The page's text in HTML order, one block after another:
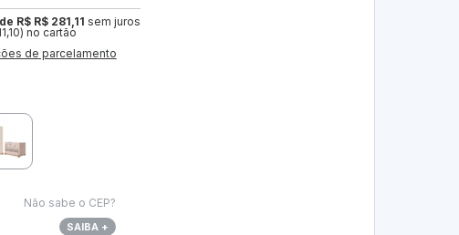
R$ R$ 281,11 sem juros
no cartão
de parcelamento
Não sabe o CEP?
SAIBA +